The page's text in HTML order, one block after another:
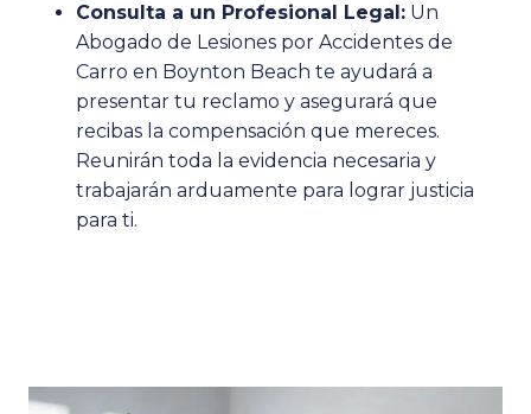
Consulta a un Profesional Legal: Un
Abogado de Lesiones por Accidentes de
Carro en Boynton Beach te ayudará a
presentar tu reclamo y asegurará que
recibas la compensación que mereces.
Reunirán toda la evidencia necesaria y
trabajarán arduamente para lograr justicia
para ti.